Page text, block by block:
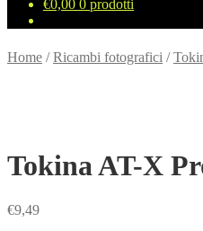
€0,00 0 prodotti
Home /Ricambi fotografici /
Tokina AT-X
€9,49